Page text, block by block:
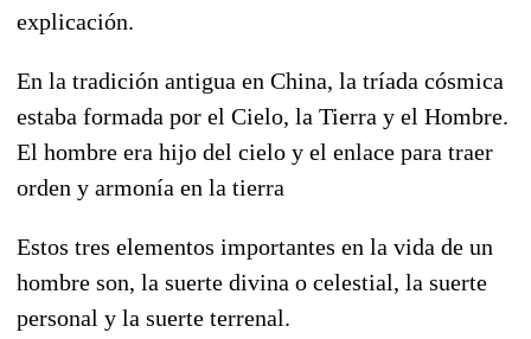
explicación.
En la tradición antigua en China, la tríada cósmica
estaba formada por el Cielo, la Tierra y el Hombre.
El hombre era hijo del cielo y el enlace para traer
orden y armonía en la tierra
Estos tres elementos importantes en la vida de un
hombre son, la suerte divina o celestial, la suerte
personal y la suerte terrenal.